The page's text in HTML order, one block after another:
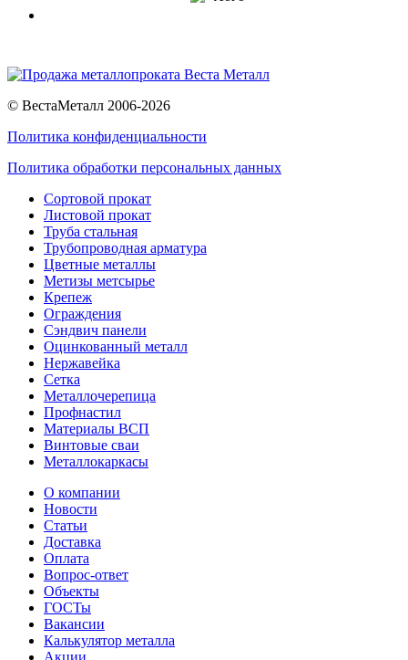
© ВестаМеталл 2006-2026
Политика конфиденциальности
Политика обработки персональных данных
Сортовой прокат
Листовой прокат
Труба стальная
Трубопроводная арматура
Цветные металлы
Метизы метсырье
Крепеж
Ограждения
Сэндвич панели
Оцинкованный металл
Нержавейка
Сетка
Металлочерепица
Профнастил
Материалы ВСП
Винтовые сваи
Металлокаркасы
О компании
Новости
Статьи
Доставка
Оплата
Вопрос-ответ
Объекты
ГОСТы
Вакансии
Калькулятор металла
Акции